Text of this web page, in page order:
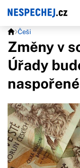
Češi
Změny v
Úřady